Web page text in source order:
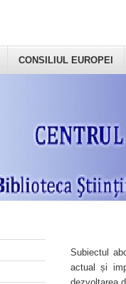
CONSILIUL EUROPEI
Subiectul
actual și